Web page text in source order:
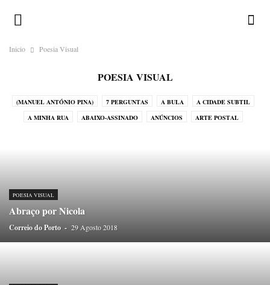
Inicio Poesia Visual
POESIA VISUAL
(MANUEL ANTÓNIO PINA) 7 PERGUNTAS A BULA
A CIDADE SUBTIL
A MINHA RUA
ABAIXO-ASSINADO ANÚNCIOS
ARTE POSTAL
GALERIA
HISTÓRIAS SEM INTERESSE
HUMORO SAPIENS
LEGENDAS
LUGARES-COMUNS
MÉDIA MENU
MIRADOURO
POESIA VISUAL
Abraço por Nicola
Correio do Porto - 29 Agosto 2018